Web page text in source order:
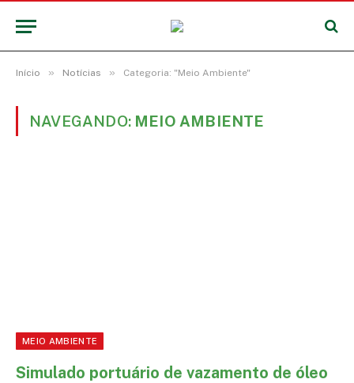
Início » Notícias » Categoria: "Meio Ambiente"
NAVEGANDO: MEIO AMBIENTE
MEIO AMBIENTE
Simulado portuário de vazamento de óleo